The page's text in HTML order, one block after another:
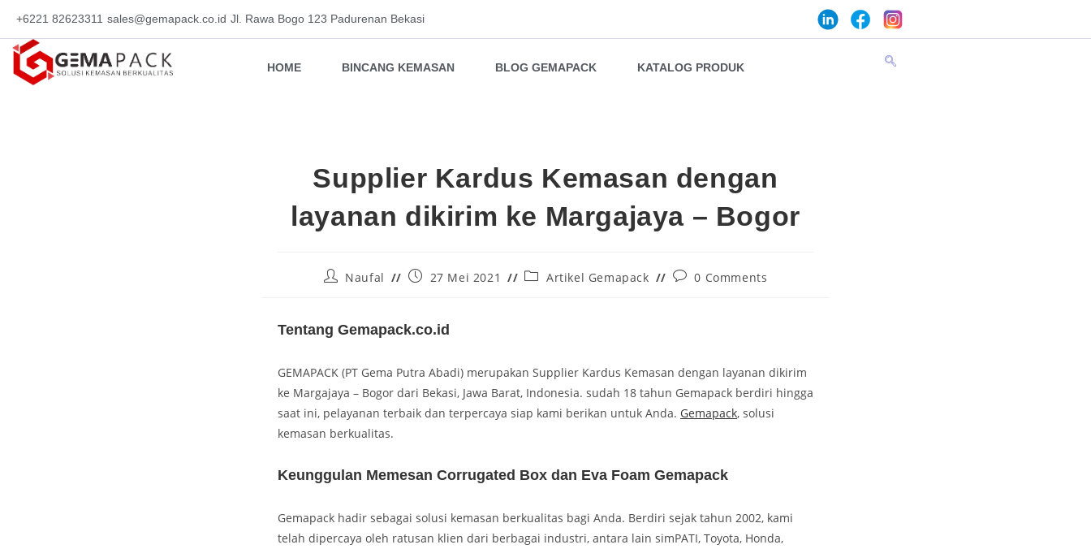
+6221 82623311 sales@gemapack.co.id Jl. Rawa Bogo 123 Padurenan Bekasi
HOME BINCANG KEMASAN BLOG GEMAPACK KATALOG PRODUK
Supplier Kardus Kemasan dengan
layanan dikirim ke Margajaya – Bogor
Naufal 27 Mei 2021 Artikel Gemapack 0 Comments
Tentang Gemapack.co.id
GEMAPACK (PT Gema Putra Abadi) merupakan Supplier Kardus Kemasan dengan layanan dikirim
ke Margajaya – Bogor dari Bekasi, Jawa Barat, Indonesia. sudah 18 tahun Gemapack berdiri hingga
saat ini, pelayanan terbaik dan terpercaya siap kami berikan untuk Anda. Gemapack, solusi
kemasan berkualitas.
Keunggulan Memesan Corrugated Box dan Eva Foam Gemapack
Gemapack hadir sebagai solusi kemasan berkualitas bagi Anda. Berdiri sejak tahun 2002, kami
telah dipercaya oleh ratusan klien dari berbagai industri, antara lain simPATI, Toyota, Honda,